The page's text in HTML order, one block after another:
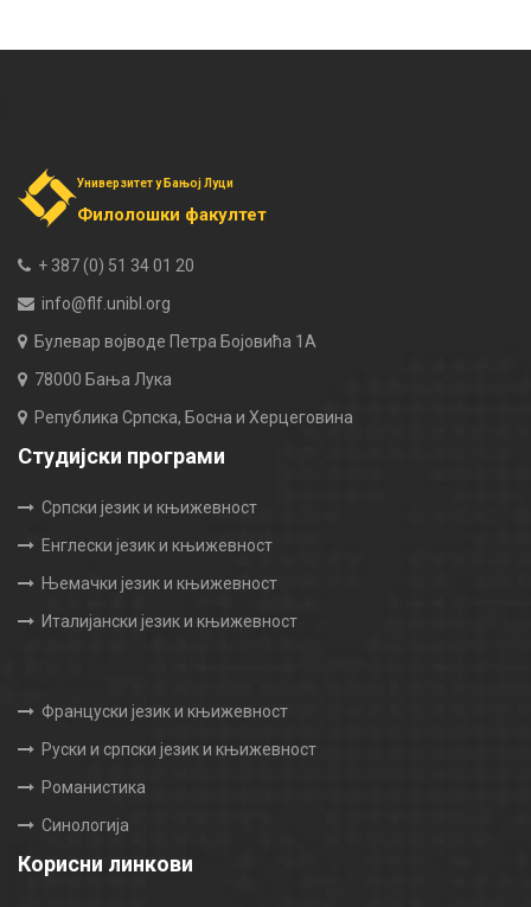
Универзитет у Бањој Луци
Филолошки факултет
+ 387 (0) 51 34 01 20
info@flf.unibl.org
Булевар војводе Петра Бојовића 1А
78000 Бања Лука
Република Српска, Босна и Херцеговина
Студијски програми
Српски језик и књижевност
Енглески језик и књижевност
Њемачки језик и књижевност
Италијански језик и књижевност
Француски језик и књижевност
Руски и српски језик и књижевност
Романистика
Синологија
Корисни линкови